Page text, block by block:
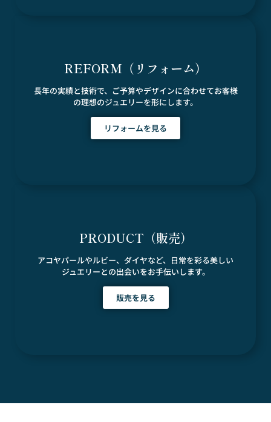
REFORM（リフォーム）
長年の実績と技術で、ご予算やデザインに合わせてお客様
の理想のジュエリーを形にします。
リフォームを見る
PRODUCT（販売）
アコヤパールやルビー、ダイヤなど、日常を彩る美しい
ジュエリーとの出会いをお手伝いします。
販売を見る